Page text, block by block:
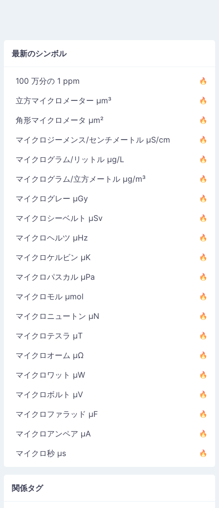
最新のシンボル
100 万分の 1 ppm
立方マイクロメーター µm³
角形マイクロメータ µm²
マイクロジーメンス/センチメートル µS/cm
マイクログラム/リットル µg/L
マイクログラム/立方メートル µg/m³
マイクログレー µGy
マイクロシーベルト µSv
マイクロヘルツ µHz
マイクロケルビン µK
マイクロパスカル µPa
マイクロモル µmol
マイクロニュートン µN
マイクロテスラ µT
マイクロオーム µΩ
マイクロワット µW
マイクロボルト µV
マイクロファラッド µF
マイクロアンペア µA
マイクロ秒 µs
関係タグ